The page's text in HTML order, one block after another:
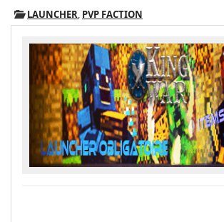
LAUNCHER, PVP FACTION